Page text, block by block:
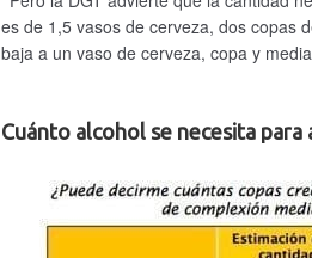
es de 1,5 vasos de cerveza, dos copas
baja a un vaso de cerveza, copa y
Cuánto alcohol se necesita para